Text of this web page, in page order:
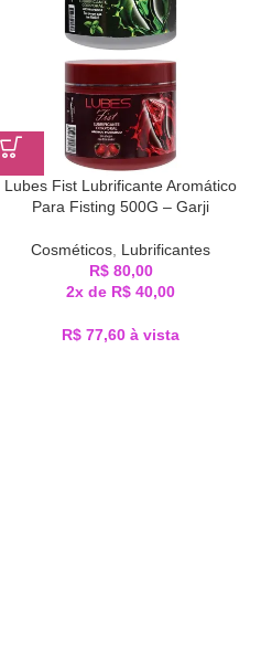
Lubes Fist Lubrificante Aromático
Para Fisting 500G – Garji
Cosméticos Lubrificantes
R$80,00
2x de R$ 40,00
R$ 77,60 à vista